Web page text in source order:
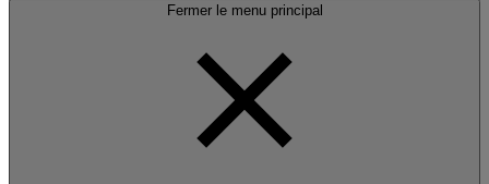
Fermer le menu principal